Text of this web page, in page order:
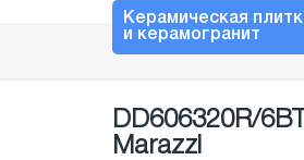
Керамическая
и керамогранит
DD606320R/
Marazzi